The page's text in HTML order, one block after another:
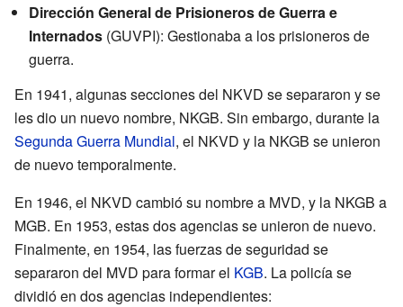
Dirección General de Prisioneros de Guerra e
Internados (GUVPI): Gestionaba a los prisioneros de
guerra.
En 1941, algunas secciones del NKVD se separaron y se
les dio un nuevo nombre, NKGB. Sin embargo, durante la
Segunda Guerra Mundial, el NKVD y la NKGB se unieron
de nuevo temporalmente.
En 1946, el NKVD cambió su nombre a MVD, y la NKGB a
MGB. En 1953, estas dos agencias se unieron de nuevo.
Finalmente, en 1954, las fuerzas de seguridad se
separaron del MVD para formar el KGB. La policía se
dividió en dos agencias independientes: